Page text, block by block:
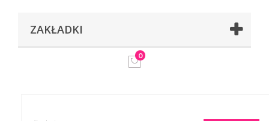
ZAKŁADKI
0